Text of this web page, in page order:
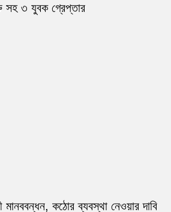
সহ ৩ যুবক গ্রেপ্তার
মানববন্ধন, কঠোর ব্যবস্থা নেওয়ার দাবি